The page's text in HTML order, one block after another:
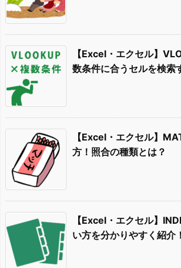
【Excel・エクセル】
数条件に合うセルを検索
【Excel・エクセル】
方！照合の種類とは？
【Excel・エクセル】
い方を分かりやすく紹介！